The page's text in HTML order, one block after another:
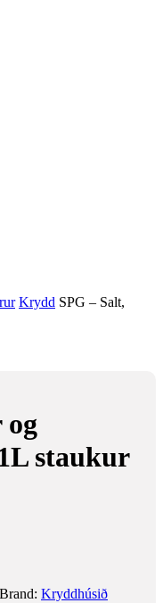
Krydd SPG – Salt,
og
staukur
Brand: Kryddhúsið